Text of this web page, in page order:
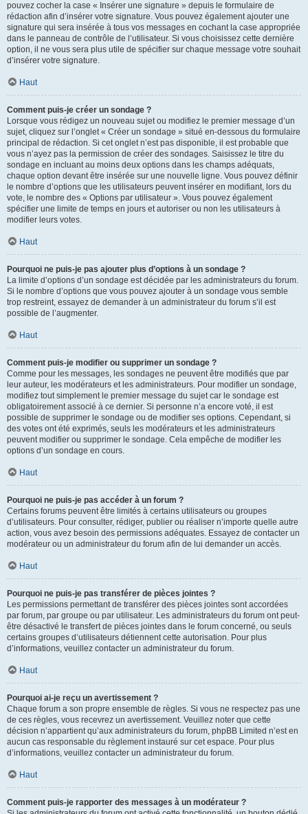
pouvez cocher la case « Insérer une signature » depuis le formulaire de
rédaction afin d’insérer votre signature. Vous pouvez également ajouter une
signature qui sera insérée à tous vos messages en cochant la case appropriée
dans le panneau de contrôle de l’utilisateur. Si vous choisissez cette dernière
option, il ne vous sera plus utile de spécifier sur chaque message votre souhait
d’insérer votre signature.
Haut
Comment puis-je créer un sondage ?
Lorsque vous rédigez un nouveau sujet ou modifiez le premier message d’un
sujet, cliquez sur l’onglet « Créer un sondage » situé en-dessous du formulaire
principal de rédaction. Si cet onglet n’est pas disponible, il est probable que
vous n’ayez pas la permission de créer des sondages. Saisissez le titre du
sondage en incluant au moins deux options dans les champs adéquats,
chaque option devant être insérée sur une nouvelle ligne. Vous pouvez définir
le nombre d’options que les utilisateurs peuvent insérer en modifiant, lors du
vote, le nombre des « Options par utilisateur ». Vous pouvez également
spécifier une limite de temps en jours et autoriser ou non les utilisateurs à
modifier leurs votes.
Haut
Pourquoi ne puis-je pas ajouter plus d’options à un sondage ?
La limite d’options d’un sondage est décidée par les administrateurs du forum.
Si le nombre d’options que vous pouvez ajouter à un sondage vous semble
trop restreint, essayez de demander à un administrateur du forum s’il est
possible de l’augmenter.
Haut
Comment puis-je modifier ou supprimer un sondage ?
Comme pour les messages, les sondages ne peuvent être modifiés que par
leur auteur, les modérateurs et les administrateurs. Pour modifier un sondage,
modifiez tout simplement le premier message du sujet car le sondage est
obligatoirement associé à ce dernier. Si personne n’a encore voté, il est
possible de supprimer le sondage ou de modifier ses options. Cependant, si
des votes ont été exprimés, seuls les modérateurs et les administrateurs
peuvent modifier ou supprimer le sondage. Cela empêche de modifier les
options d’un sondage en cours.
Haut
Pourquoi ne puis-je pas accéder à un forum ?
Certains forums peuvent être limités à certains utilisateurs ou groupes
d’utilisateurs. Pour consulter, rédiger, publier ou réaliser n’importe quelle autre
action, vous avez besoin des permissions adéquates. Essayez de contacter un
modérateur ou un administrateur du forum afin de lui demander un accès.
Haut
Pourquoi ne puis-je pas transférer de pièces jointes ?
Les permissions permettant de transférer des pièces jointes sont accordées
par forum, par groupe ou par utilisateur. Les administrateurs du forum ont peut-
être désactivé le transfert de pièces jointes dans le forum concerné, ou seuls
certains groupes d’utilisateurs détiennent cette autorisation. Pour plus
d’informations, veuillez contacter un administrateur du forum.
Haut
Pourquoi ai-je reçu un avertissement ?
Chaque forum a son propre ensemble de règles. Si vous ne respectez pas une
de ces règles, vous recevrez un avertissement. Veuillez noter que cette
décision n’appartient qu’aux administrateurs du forum, phpBB Limited n’est en
aucun cas responsable du règlement instauré sur cet espace. Pour plus
d’informations, veuillez contacter un administrateur du forum.
Haut
Comment puis-je rapporter des messages à un modérateur ?